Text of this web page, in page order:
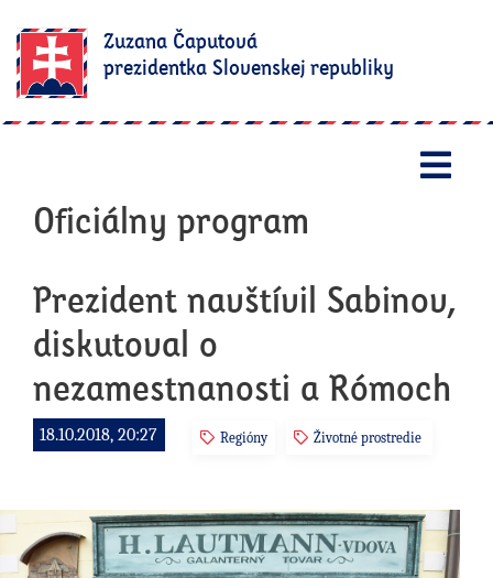
Zuzana Čaputová
prezidentka Slovenskej republiky
Oficiálny program
Prezident navštívil Sabinov,
diskutoval o
nezamestnanosti a Rómoch
18.10.2018, 20:27 Regióny Životné prostredie